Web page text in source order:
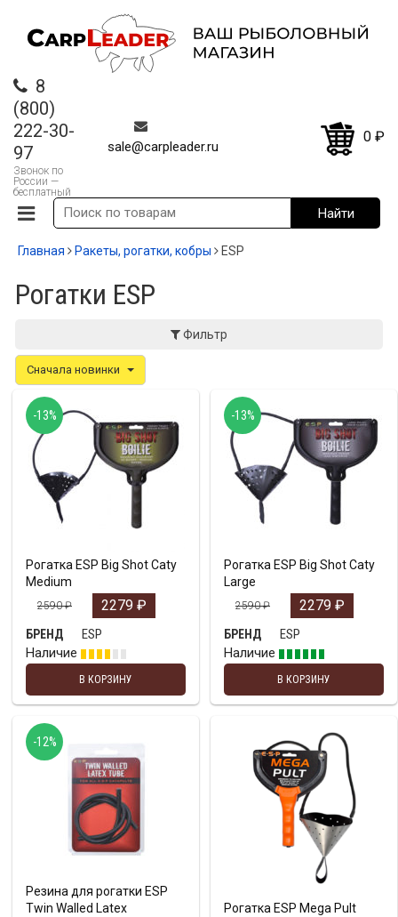
8
(800)
222-30-
97
Звонок по
России —
бесплатный
sale@carpleader.ru
0 ₽
Главная Ракеты, рогатки, кобры ESP
Рогатки ESP
Фильтр
Сначала новинки
Рогатка ESP Big Shot Caty
Medium
2590₽ 2279 ₽
БРЕНД
ESP
Наличие
В КОРЗИНУ
-13%
Рогатка ESP Big Shot Caty
Large
2590₽ 2279 ₽
БРЕНД
ESP
Наличие
В КОРЗИНУ
-13%
Резина для рогатки ESP
Twin Walled Latex
-12%
Рогатка ESP Mega Pult